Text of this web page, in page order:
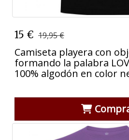
15 € 19,95 €
Camiseta playera con
formando la palabra
100% algodón en color